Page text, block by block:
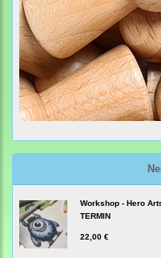
Workshop - Hero
TERMIN
22,00 €